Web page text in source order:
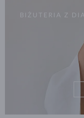
BIŻUTERIA Z